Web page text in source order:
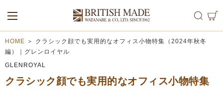
ALL MEN
WOMEN
HOME ＞ クラシック顔でも実用的なオフィス小物特集（2024年秋冬
編）｜グレンロイヤル
GLENROYAL
クラシック顔でも実用的なオフィス小物特集